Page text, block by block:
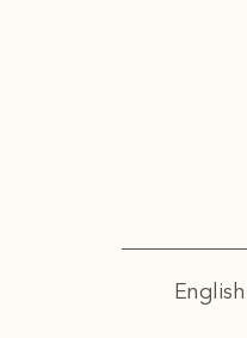
English